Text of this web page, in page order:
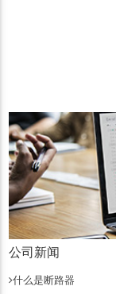
公司新闻
什么是断路器